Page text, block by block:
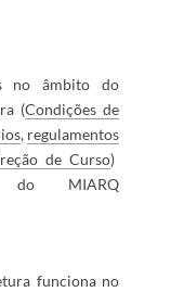
no âmbito do
(Condições de
, regulamentos​
de Curso)
MIARQ
funciona no